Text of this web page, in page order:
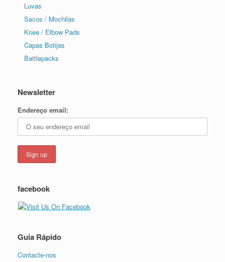
Luvas
Sacos / Mochilas
Knee / Elbow Pads
Capas Botijas
Battlepacks
Newsletter
Endereço email:
facebook
Guia Rápido
Contacte-nos